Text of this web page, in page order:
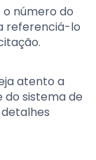
o número do
referenciá-lo
atento a
do sistema de